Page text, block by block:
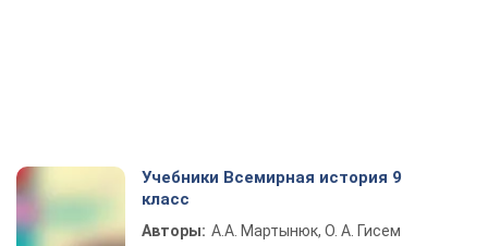
Учебники Всемирная история 9
класс
Авторы: А.А. Мартынюк, О. А. Гисем